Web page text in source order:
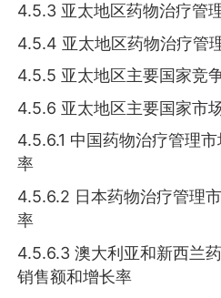
4.5.3 亚太地区药物治疗管
4.5.4 亚太地区药物治疗管
4.5.5 亚太地区主要国家竞
4.5.6 亚太地区主要国家市
4.5.6.1 中国药物治疗管理
率
4.5.6.2 日本药物治疗管理
率
4.5.6.3 澳大利亚和新西兰
销售额和增长率